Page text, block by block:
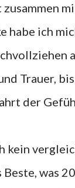
habe ich
Trauer,
der
kein
was